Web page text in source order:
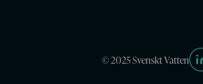
© 2025 Svenskt Vatten